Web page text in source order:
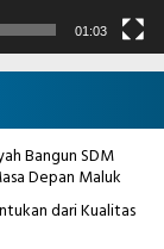
01:03
Bangun SDM
Depan Maluk
dari Kualitas